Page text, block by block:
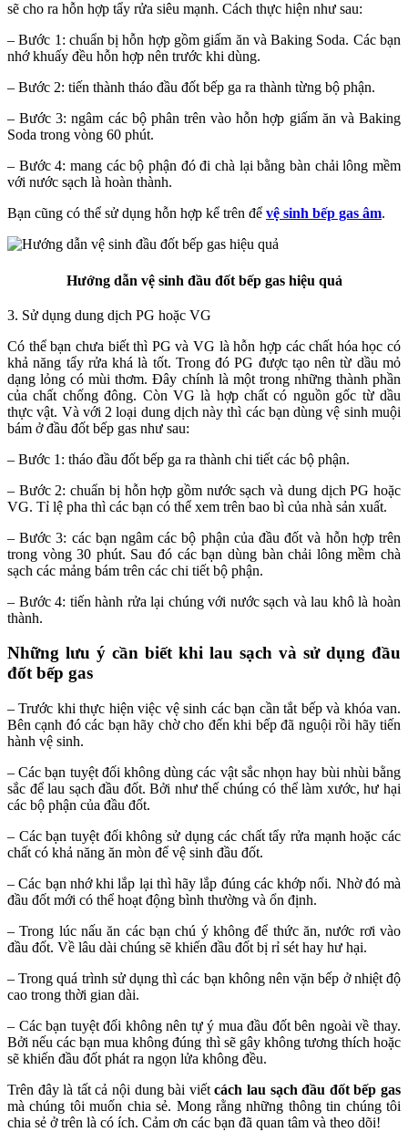
sẽ cho ra hỗn hợp tẩy rửa siêu mạnh. Cách thực hiện như sau:
– Bước 1: chuẩn bị hỗn hợp gồm giấm ăn và Baking Soda. Các bạn
nhớ khuấy đều hỗn hợp nên trước khi dùng.
– Bước 2: tiến thành tháo đầu đốt bếp ga ra thành từng bộ phận.
– Bước 3: ngâm các bộ phân trên vào hỗn hợp giấm ăn và Baking
Soda trong vòng 60 phút.
– Bước 4: mang các bộ phận đó đi chà lại bằng bàn chải lông mềm
với nước sạch là hoàn thành.
Bạn cũng có thể sử dụng hỗn hợp kể trên để vệ sinh bếp gas âm.
Hướng dẫn vệ sinh đầu đốt bếp gas hiệu quả
3. Sử dụng dung dịch PG hoặc VG
Có thể bạn chưa biết thì PG và VG là hỗn hợp các chất hóa học có
khả năng tẩy rửa khá là tốt. Trong đó PG được tạo nên từ dầu mỏ
dạng lỏng có mùi thơm. Đây chính là một trong những thành phần
của chất chống đông. Còn VG là hợp chất có nguồn gốc từ dầu
thực vật. Và với 2 loại dung dịch này thì các bạn dùng vệ sinh muội
bám ở đầu đốt bếp gas như sau:
– Bước 1: tháo đầu đốt bếp ga ra thành chi tiết các bộ phận.
– Bước 2: chuẩn bị hỗn hợp gồm nước sạch và dung dịch PG hoặc
VG. Tỉ lệ pha thì các bạn có thể xem trên bao bì của nhà sản xuất.
– Bước 3: các bạn ngâm các bộ phận của đầu đốt và hỗn hợp trên
trong vòng 30 phút. Sau đó các bạn dùng bàn chải lông mềm chà
sạch các mảng bám trên các chi tiết bộ phận.
– Bước 4: tiến hành rửa lại chúng với nước sạch và lau khô là hoàn
thành.
Những lưu ý cần biết khi lau sạch và sử dụng đầu
đốt bếp gas
– Trước khi thực hiện việc vệ sinh các bạn cần tắt bếp và khóa van.
Bên cạnh đó các bạn hãy chờ cho đến khi bếp đã nguội rồi hãy tiến
hành vệ sinh.
– Các bạn tuyệt đối không dùng các vật sắc nhọn hay bùi nhùi bằng
sắc để lau sạch đầu đốt. Bởi như thế chúng có thể làm xước, hư hại
các bộ phận của đầu đốt.
– Các bạn tuyệt đối không sử dụng các chất tẩy rửa mạnh hoặc các
chất có khả năng ăn mòn để vệ sinh đầu đốt.
– Các bạn nhớ khi lắp lại thì hãy lắp đúng các khớp nối. Nhờ đó mà
đầu đốt mới có thể hoạt động bình thường và ổn định.
– Trong lúc nấu ăn các bạn chú ý không để thức ăn, nước rơi vào
đầu đốt. Về lâu dài chúng sẽ khiến đầu đốt bị rỉ sét hay hư hại.
– Trong quá trình sử dụng thì các bạn không nên vặn bếp ở nhiệt độ
cao trong thời gian dài.
– Các bạn tuyệt đối không nên tự ý mua đầu đốt bên ngoài về thay.
Bởi nếu các bạn mua không đúng thì sẽ gây không tương thích hoặc
sẽ khiến đầu đốt phát ra ngọn lửa không đều.
Trên đây là tất cả nội dung bài viếtcách lau sạch đầu đốt bếp gas
mà chúng tôi muốn chia sẻ. Mong rằng những thông tin chúng tôi
chia sẻ ở trên là có ích. Cảm ơn các bạn đã quan tâm và theo dõi!